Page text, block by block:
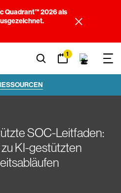
Quadrant™ 2026 als
1
SOC-Leitfaden:
KI-gestützten